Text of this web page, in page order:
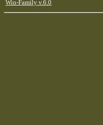
Win-Family v.6.0